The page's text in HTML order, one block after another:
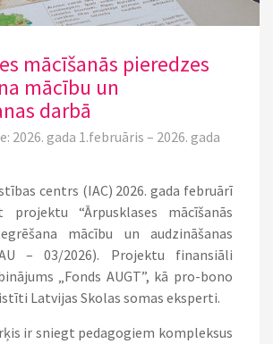
mācīšanās pieredzes
mācību un
darbā
2026. gada 1.februāris – 2026. gada
centrs (IAC) 2026. gada februārī
projektu “Ārpusklases mācīšanās
mācību un audzināšanas
– 03/2026). Projektu finansiāli
„Fonds AUGT”, kā pro-bono
Latvijas Skolas somas eksperti.
ir sniegt pedagogiem kompleksus